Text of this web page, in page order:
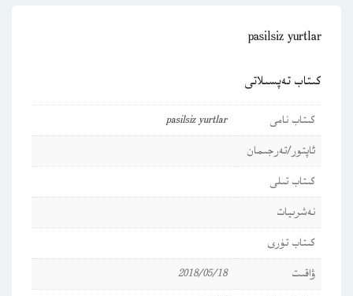
pasilsiz yurtlar
كىتاب تەپسىلاتى
كىتاب نامى
pasilsiz yurtlar
ئاپتور/تەرجىمان
كىتاب تىلى
نەشرىيات
كىتاب تۈرى
ۋاقىت
2018/05/18